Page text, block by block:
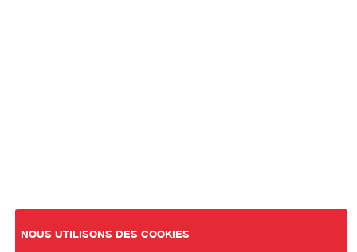
NOUS UTILISONS DES COOKIES